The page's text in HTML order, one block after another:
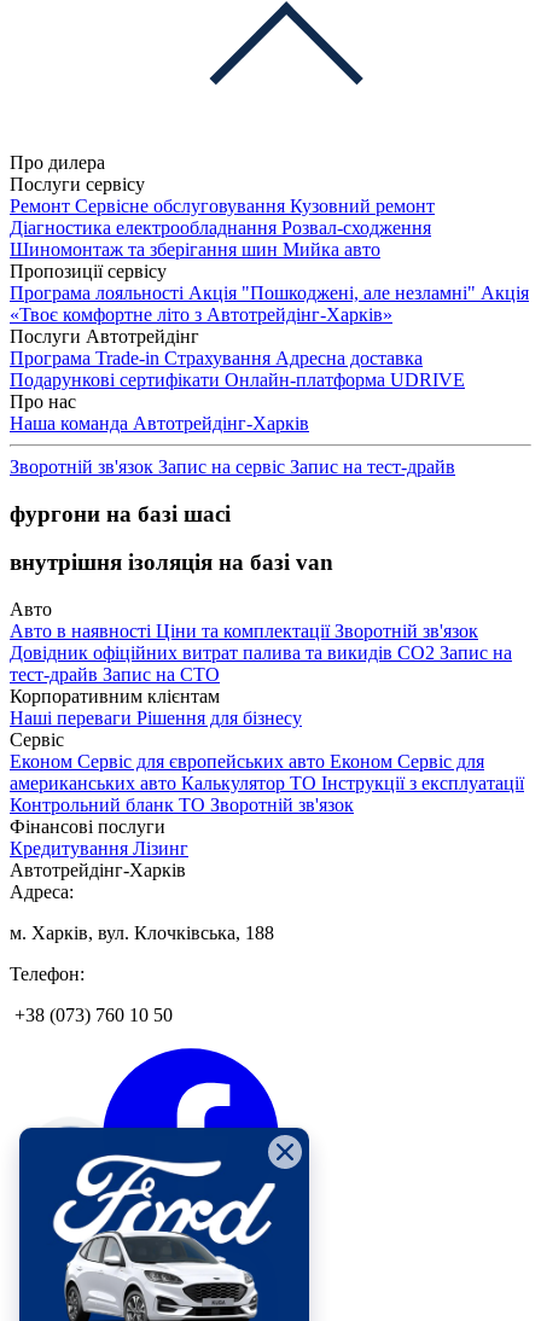
Про дилера
Послуги сервісу
Ремонт Сервісне обслуговування Кузовний ремонт
Діагностика електрообладнання Розвал-сходження
Шиномонтаж та зберігання шин Мийка авто
Пропозиції сервісу
Програма лояльності Акція "Пошкоджені, але незламні" Акція
«Твоє комфортне літо з Автотрейдінг-Харків»
Послуги Автотрейдінг
Програма Trade-in Страхування Адресна доставка
Подарункові сертифікати Онлайн-платформа UDRIVE
Про нас
Наша команда Автотрейдінг-Харків
Зворотній зв'язок Запис на сервіс Запис на тест-драйв
фургони на базі шасі
внутрішня ізоляція на базі van
Авто
Авто в наявності Ціни та комплектаціїЗворотній зв'язок
Довідник офіційних витрат палива та викидів СО2 Запис на
тест-драйв Запис на СТО
Корпоративним клієнтам
Наші переваги Рішення для бізнесу
Сервіс
Економ Сервіс для європейських авто Економ Сервіс для
американських авто Калькулятор ТО Інструкції з експлуатації
Контрольний бланк ТО Зворотній зв'язок
Фінансові послуги
Кредитування Лізинг
Автотрейдінг-Харків
Адреса:
м. Харків, вул. Клочківська, 188
Телефон:
+38 (073) 760 10 50
КНОПКА
ЗВ'ЯЗКУ